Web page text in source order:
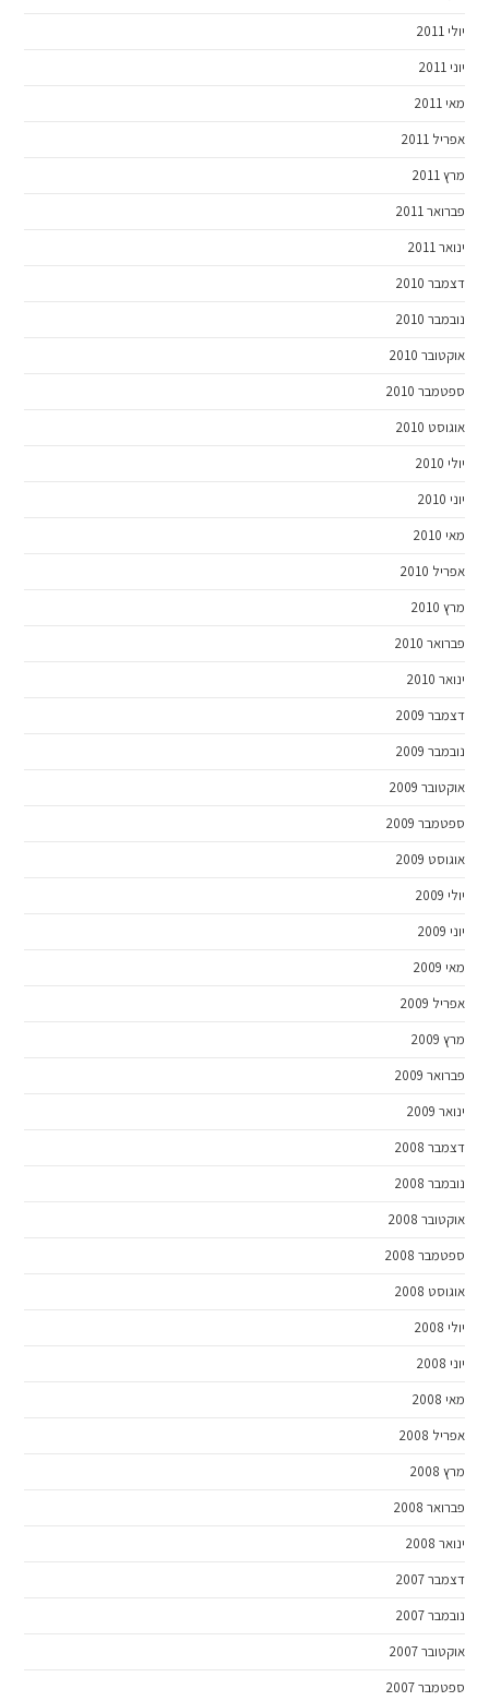
יולי 2011
יוני 2011
מאי 2011
אפריל 2011
מרץ 2011
פברואר 2011
ינואר 2011
דצמבר 2010
נובמבר 2010
אוקטובר 2010
ספטמבר 2010
אוגוסט 2010
יולי 2010
יוני 2010
מאי 2010
אפריל 2010
מרץ 2010
פברואר 2010
ינואר 2010
דצמבר 2009
נובמבר 2009
אוקטובר 2009
ספטמבר 2009
אוגוסט 2009
יולי 2009
יוני 2009
מאי 2009
אפריל 2009
מרץ 2009
פברואר 2009
ינואר 2009
דצמבר 2008
נובמבר 2008
אוקטובר 2008
ספטמבר 2008
אוגוסט 2008
יולי 2008
יוני 2008
מאי 2008
אפריל 2008
מרץ 2008
פברואר 2008
ינואר 2008
דצמבר 2007
נובמבר 2007
אוקטובר 2007
ספטמבר 2007